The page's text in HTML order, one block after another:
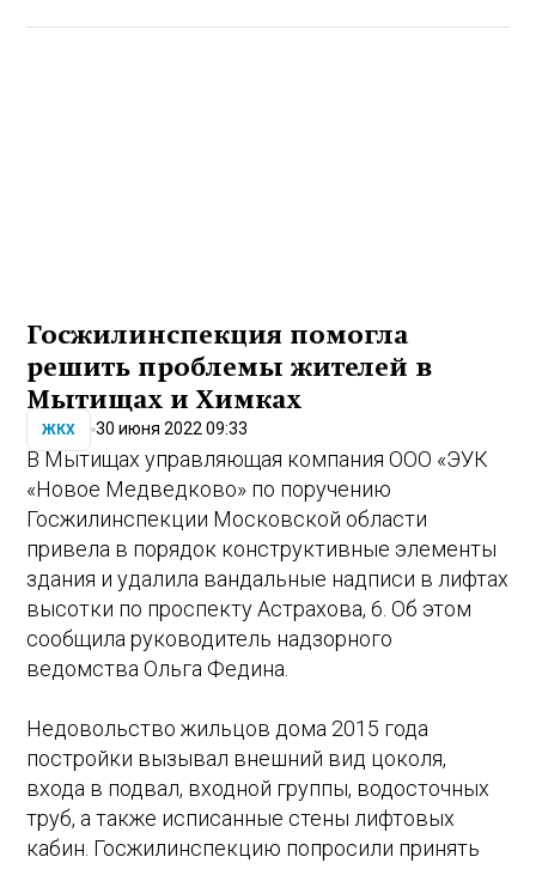
Госжилинспекция помогла
решить проблемы жителей в
Мытищах и Химках
ЖКХ 30 июня 2022 09:33
В Мытищах управляющая компания ООО «ЭУК
«Новое Медведково» по поручению
Госжилинспекции Московской области
привела в порядок конструктивные элементы
здания и удалила вандальные надписи в лифтах
высотки по проспекту Астрахова, 6. Об этом
сообщила руководитель надзорного
ведомства Ольга Федина.
Недовольство жильцов дома 2015 года
постройки вызывал внешний вид цоколя,
входа в подвал, входной группы, водосточных
труб, а также исписанные стены лифтовых
кабин. Госжилинспекцию попросили принять